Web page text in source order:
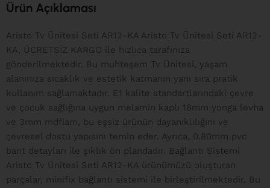
Ürün Açıklaması
Aristo Tv Ünitesi Seti AR12-KA Aristo Tv Ünitesi Seti AR12-
KA, ÜCRETSİZ KARGO ile hızlıca tarafınıza
gönderilmektedir. Bu muhteşem Tv Ünitesi, yaşam
alanınıza sıcaklık ve estetik katmanın yanı sıra pratik
kullanım sağlamaktadır. E1 kalite standartlarındaki çevre
ve çocuk sağlığına uygun melamin kaplı 18mm yonga levha
ve 3mm mdflam, bu eşsiz ürünün dayanıklılığını ve
çevresel dostu yapısını temin eder. Ayrıca, 0.80mm pvc
bant detayları ile şıklık ön plandadır. Bağlantı Sistemi
Aristo Tv Ünitesi Seti AR12-KA ürünümüzü oluşturan
parçalar, minifix bağlantı sistemi ile birleştirilmektedir. Bu